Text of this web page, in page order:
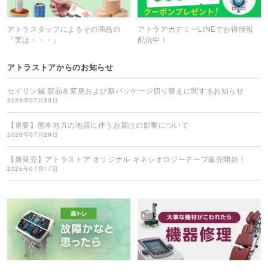
アトラスタッフによるその商品の
「実は・・・」
アトラアカデミーLINEでお得情報
配信中！
アトラストアからのお知らせ
セイリン鍼 製品名変更および新パッケージ切り替えに関するお知らせ
2026年07月30日
【重要】熊本地方の地震に伴うお届けの影響について
2026年07月29日
【新発売】アトラストア オリジナル キネシオロジーテープ販売開始！
2026年07月17日